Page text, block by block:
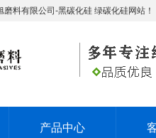
料有限公司-黑碳化硅 绿碳化硅网站！
产品中心